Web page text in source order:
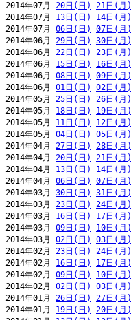
2014年07月 20日(日) 21日(月)
2014年07月 13日(日) 14日(月)
2014年07月 06日(日) 07日(月)
2014年06月 29日(日) 30日(月)
2014年06月 22日(日) 23日(月)
2014年06月 15日(日) 16日(月)
2014年06月 08日(日) 09日(月)
2014年06月 01日(日) 02日(月)
2014年05月 25日(日) 26日(月)
2014年05月 18日(日) 19日(月)
2014年05月 11日(日) 12日(月)
2014年05月 04日(日) 05日(月)
2014年04月 27日(日) 28日(月)
2014年04月 20日(日) 21日(月)
2014年04月 13日(日) 14日(月)
2014年04月 06日(日) 07日(月)
2014年03月 30日(日) 31日(月)
2014年03月 23日(日) 24日(月)
2014年03月 16日(日) 17日(月)
2014年03月 09日(日) 10日(月)
2014年03月 02日(日) 03日(月)
2014年02月 23日(日) 24日(月)
2014年02月 16日(日) 17日(月)
2014年02月 09日(日) 10日(月)
2014年02月 02日(日) 03日(月)
2014年01月 26日(日) 27日(月)
2014年01月 19日(日) 20日(月)